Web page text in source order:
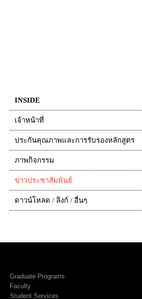
INSIDE
เจ้าหน้าที่
ประกันคุณภาพและการรับรองหลักสูตร
ภาพกิจกรรม
ข่าวประชาสัมพันธ์
ดาวน์โหลด / ลิงก์ / อื่นๆ
Graduate Programs
Faculty
Student Services